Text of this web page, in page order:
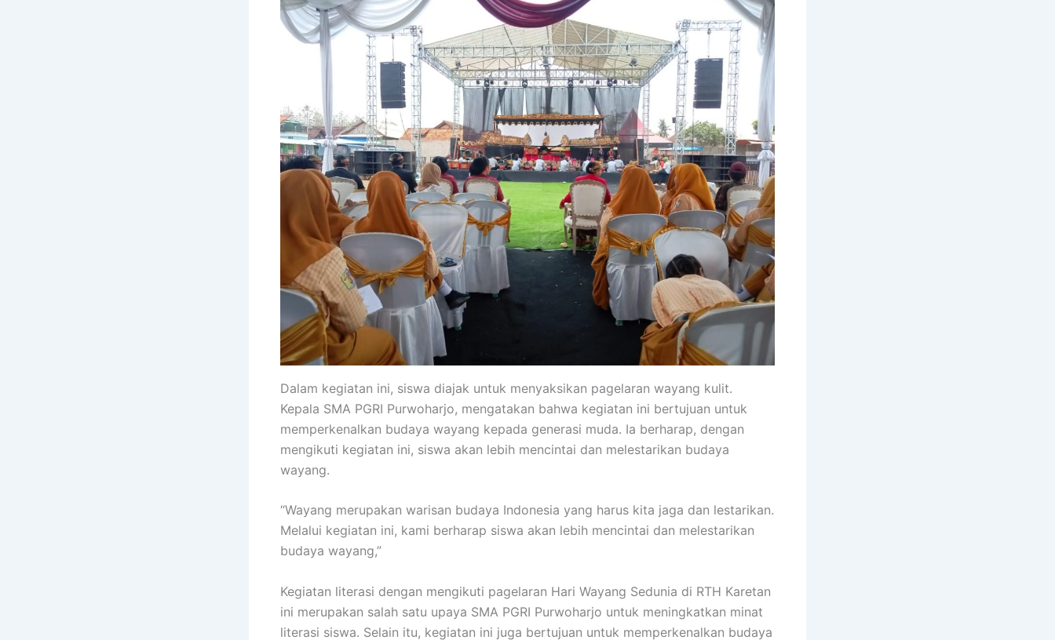
Dalam kegiatan ini, siswa diajak untuk menyaksikan pagelaran wayang kulit.
Kepala SMA PGRI Purwoharjo, mengatakan bahwa kegiatan ini bertujuan untuk
memperkenalkan budaya wayang kepada generasi muda. Ia berharap, dengan
mengikuti kegiatan ini, siswa akan lebih mencintai dan melestarikan budaya
wayang.
“Wayang merupakan warisan budaya Indonesia yang harus kita jaga dan lestarikan.
Melalui kegiatan ini, kami berharap siswa akan lebih mencintai dan melestarikan
budaya wayang,”
Kegiatan literasi dengan mengikuti pagelaran Hari Wayang Sedunia di RTH Karetan
ini merupakan salah satu upaya SMA PGRI Purwoharjo untuk meningkatkan minat
literasi siswa. Selain itu, kegiatan ini juga bertujuan untuk memperkenalkan budaya